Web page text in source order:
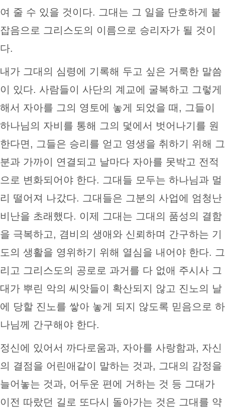
여 줄 수 있을 것이다. 그대는 그 일을 단호하게 붙
잡음으로 그리스도의 이름으로 승리자가 될 것이
다.
내가 그대의 심령에 기록해 두고 싶은 거룩한 말씀
이 있다. 사람들이 사단의 계교에 굴복하고 그렇게
해서 자아를 그의 영토에 놓게 되었을 때, 그들이
하나님의 자비를 통해 그의 덫에서 벗어나기를 원
한다면, 그들은 승리를 얻고 영생을 취하기 위해 그
분과 가까이 연결되고 날마다 자아를 못박고 전적
으로 변화되어야 한다. 그대들 모두는 하나님과 멀
리 떨어져 나갔다. 그대들은 그분의 사업에 엄청난
비난을 초래했다. 이제 그대는 그대의 품성의 결함
을 극복하고, 겸비의 생애와 신뢰하며 간구하는 기
도의 생활을 영위하기 위해 열심을 내어야 한다. 그
리고 그리스도의 공로로 과거를 다 없애 주시사 그
대가 뿌린 악의 씨앗들이 확산되지 않고 진노의 날
에 당할 진노를 쌓아 놓게 되지 않도록 믿음으로 하
나님께 간구해야 한다.
정신에 있어서 까다로움과, 자아를 사랑함과, 자신
의 결점을 어린애같이 말하는 것과, 그대의 감정을
늘어놓는 것과, 어두운 편에 거하는 것 등 그대가
이전 따랐던 길로 또다시 돌아가는 것은 그대를 약